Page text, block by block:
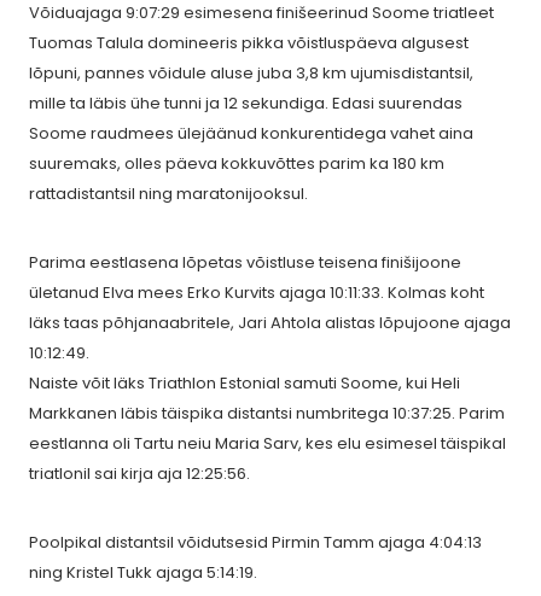
Võiduajaga 9:07:29 esimesena finišeerinud Soome triatleet
Tuomas Talula domineeris pikka võistluspäeva algusest
lõpuni, pannes võidule aluse juba 3,8 km ujumisdistantsil,
mille ta läbis ühe tunni ja 12 sekundiga. Edasi suurendas
Soome raudmees ülejäänud konkurentidega vahet aina
suuremaks, olles päeva kokkuvõttes parim ka 180 km
rattadistantsil ning maratonijooksul.
Parima eestlasena lõpetas võistluse teisena finišijoone
ületanud Elva mees Erko Kurvits ajaga 10:11:33. Kolmas koht
läks taas põhjanaabritele, Jari Ahtola alistas lõpujoone ajaga
10:12:49.
Naiste võit läks Triathlon Estonial samuti Soome, kui Heli
Markkanen läbis täispika distantsi numbritega 10:37:25. Parim
eestlanna oli Tartu neiu Maria Sarv, kes elu esimesel täispikal
triatlonil sai kirja aja 12:25:56.
Poolpikal distantsil võidutsesid Pirmin Tamm ajaga 4:04:13
ning Kristel Tukk ajaga 5:14:19.